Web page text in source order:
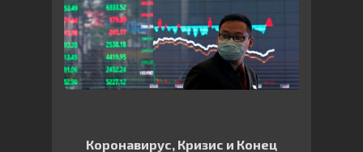
Коронавирус, Кризис и Конец